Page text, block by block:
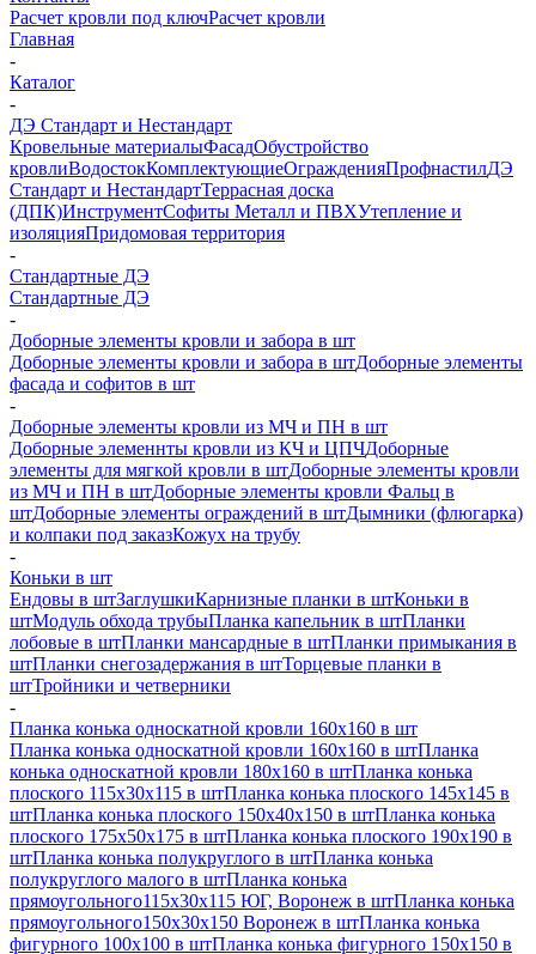
Расчет кровли под ключРасчет кровли
Главная
-
Каталог
-
ДЭ Стандарт и Нестандарт
Кровельные материалыФасадОбустройство
кровлиВодостокКомплектующиеОгражденияПрофнастилДЭ
Стандарт и НестандартТеррасная доска
(ДПК)ИнструментСофиты Металл и ПВХУтепление и
изоляцияПридомовая территория
-
Стандартные ДЭ
Стандартные ДЭ
-
Доборные элементы кровли и забора в шт
Доборные элементы кровли и забора в штДоборные элементы
фасада и софитов в шт
-
Доборные элементы кровли из МЧ и ПН в шт
Доборные элеменнты кровли из КЧ и ЦПЧДоборные
элементы для мягкой кровли в штДоборные элементы кровли
из МЧ и ПН в штДоборные элементы кровли Фальц в
штДоборные элементы ограждений в штДымники (флюгарка)
и колпаки под заказКожух на трубу
-
Коньки в шт
Ендовы в штЗаглушкиКарнизные планки в штКоньки в
штМодуль обхода трубыПланка капельник в штПланки
лобовые в штПланки мансардные в штПланки примыкания в
штПланки снегозадержания в штТорцевые планки в
штТройники и четверники
-
Планка конька односкатной кровли 160х160 в шт
Планка конька односкатной кровли 160х160 в штПланка
конька односкатной кровли 180х160 в штПланка конька
плоского 115х30х115 в штПланка конька плоского 145х145 в
штПланка конька плоского 150х40х150 в штПланка конька
плоского 175х50х175 в штПланка конька плоского 190х190 в
штПланка конька полукруглого в штПланка конька
полукруглого малого в штПланка конька
прямоугольного115х30х115 ЮГ, Воронеж в штПланка конька
прямоугольного150х30х150 Воронеж в штПланка конька
фигурного 100x100 в штПланка конька фигурного 150x150 в